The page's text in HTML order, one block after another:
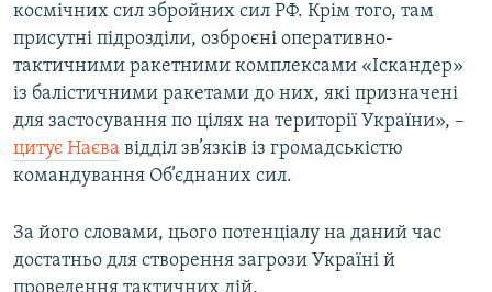
космічних сил збройних сил РФ. Крім того, там
присутні підрозділи, озброєні оперативно-
тактичними ракетними комплексами «Іскандер»
із балістичними ракетами до них, які призначені
для застосування по цілях на території України», –
цитує Наєва відділ зв’язків із громадськістю
командування Об’єднаних сил.
За його словами, цього потенціалу на даний час
достатньо для створення загрози Україні й